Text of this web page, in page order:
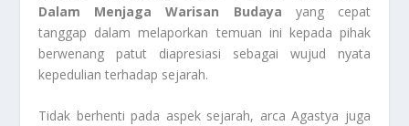
Dalam Menjaga Warisan Budaya yang cepat
tanggap dalam melaporkan temuan ini kepada pihak
berwenang patut diapresiasi sebagai wujud nyata
kepedulian terhadap sejarah.
Tidak berhenti pada aspek sejarah, arca Agastya juga